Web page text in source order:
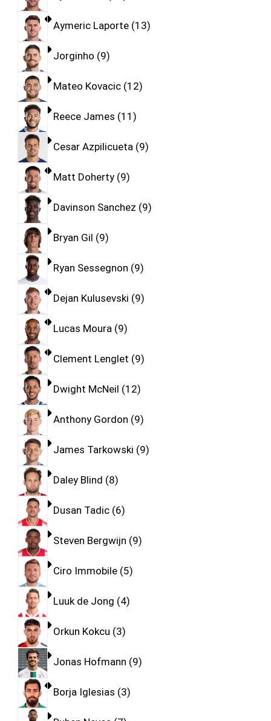
Aymeric Laporte 13
Jorginho 9
Mateo Kovacic 12
Reece James 11
Cesar Azpilicueta 9
Matt Doherty 9
Davinson Sanchez 9
Bryan Gil 9
Ryan Sessegnon 9
Dejan Kulusevski 9
Lucas Moura 9
Clement Lenglet 9
Dwight McNeil 12
Anthony Gordon 9
James Tarkowski 9
Daley Blind 8
Dusan Tadic 6
Steven Bergwijn 9
Ciro Immobile 5
Luuk de Jong 4
Orkun Kokcu 3
Jonas Hofmann 9
Borja Iglesias 3